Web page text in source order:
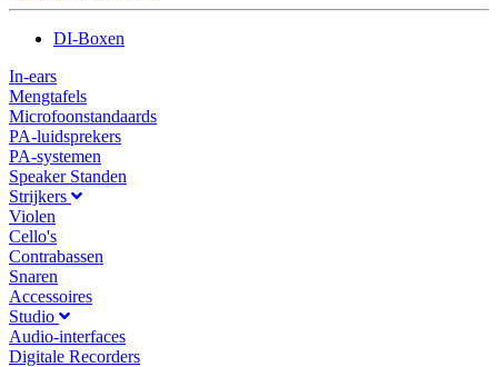
DI-Boxen
In-ears
Mengtafels
Microfoonstandaards
PA-luidsprekers
PA-systemen
Speaker Standen
Strijkers
Violen
Cello's
Contrabassen
Snaren
Accessoires
Studio
Audio-interfaces
Digitale Recorders